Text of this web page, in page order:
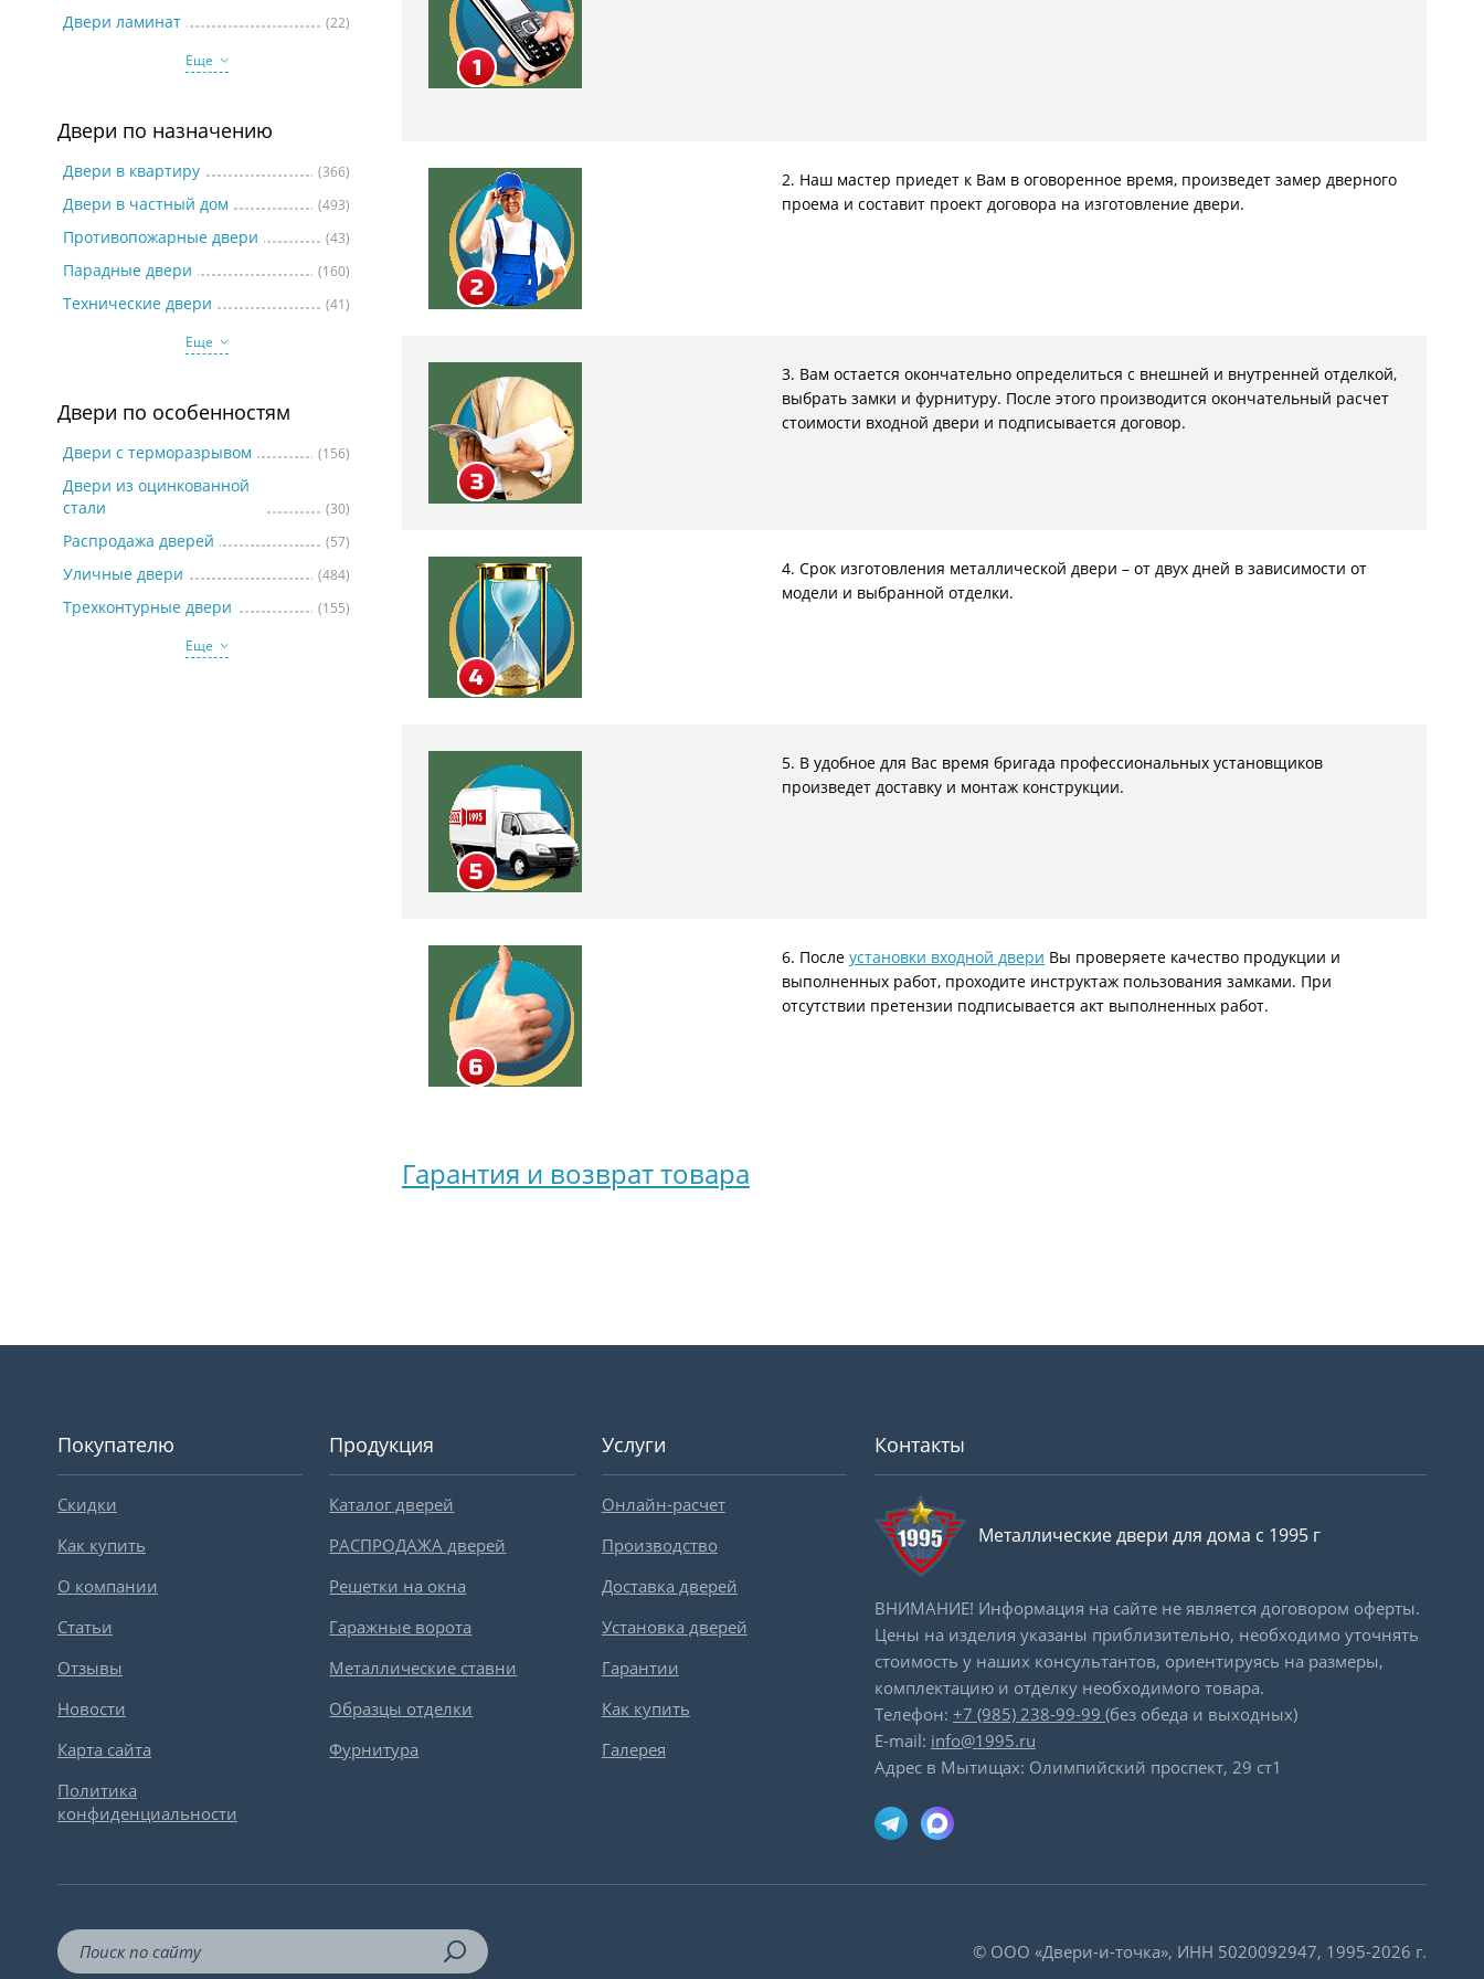
Двери с винилискожей
Двери ламинат
(22)
Еще
Двери по назначению
Двери в квартиру (366)
Двери в частный дом (493)
Противопожарные двери (43)
Парадные двери (160)
Технические двери
(41)
Еще
Двери по особенностям
Двери с терморазрывом (156)
Двери из оцинкованной
стали
(30)
Распродажа дверей (57)
Уличные двери (484)
Трехконтурные двери
(155)
Еще
2. Наш мастер приедет к Вам в оговоренное время, произведет замер дверного
проема и составит проект договора на изготовление двери.
3. Вам остается окончательно определиться с внешней и внутренней отделкой,
выбрать замки и фурнитуру. После этого производится окончательный расчет
стоимости входной двери и подписывается договор.
4. Срок изготовления металлической двери – от двух дней в зависимости от
модели и выбранной отделки.
5. В удобное для Вас время бригада профессиональных установщиков
произведет доставку и монтаж конструкции.
6. После установки входной двери Вы проверяете качество продукции и
выполненных работ, проходите инструктаж пользования замками. При
отсутствии претензии подписывается акт выполненных работ.
Гарантия и возврат товара
Покупателю
Скидки
Как купить
О компании
Статьи
Отзывы
Новости
Карта сайта
Политика
конфиденциальности
Продукция
Каталог дверей
РАСПРОДАЖА дверей
Решетки на окна
Гаражные ворота
Металлические ставни
Образцы отделки
Фурнитура
Услуги
Онлайн-расчет
Производство
Доставка дверей
Установка дверей
Гарантии
Как купить
Галерея
Контакты
Металлические двери для дома с 1995 г
ВНИМАНИЕ! Информация на сайте не является договором оферты.
Цены на изделия указаны приблизительно, необходимо уточнять
стоимость у наших консультантов, ориентируясь на размеры,
комплектацию и отделку необходимого товара.
Телефон: +7 (985) 238-99-99 (без обеда и выходных)
E-mail: info@1995.ru
Адрес в Мытищах: Олимпийский проспект, 29 ст1
© ООО «Двери-и-точка», ИНН 5020092947, 1995-2026 г.